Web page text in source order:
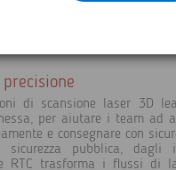
di scansione laser 3D
per aiutare i team ad
e consegnare con
pubblica, dagli
RTC trasforma i flussi di